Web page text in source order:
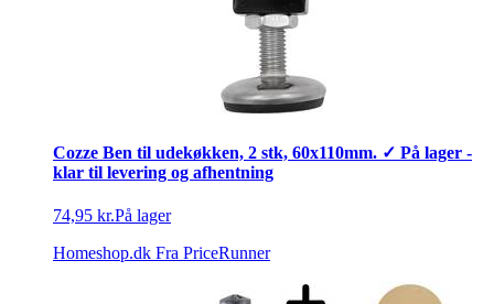
Cozze Ben til udekøkken, 2 stk, 60x110mm. ✓ På lager -
klar til levering og afhentning
74,95 kr.På lager
Homeshop.dk Fra PriceRunner